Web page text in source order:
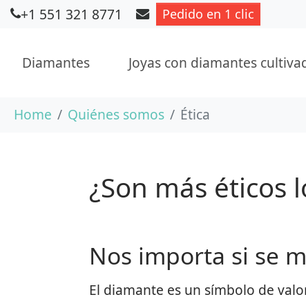
Saltar al contenido principal
+1 551 321 8771 Pedido en 1 clic
Diamantes Joyas con diamantes
Usted está aquí:
Home Quiénes somos Ética
¿Son más
Nos importa si se
El diamante es un símbolo de